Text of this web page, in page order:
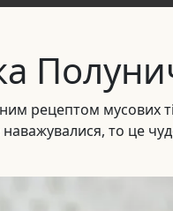
рецептом мусових
то це